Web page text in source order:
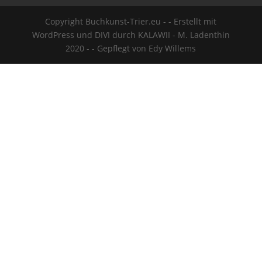
Copyright Buchkunst-Trier.eu - - Erstellt mit
WordPress und DIVI durch KALAWII - M. Ladenthin
2020 - - Gepflegt von Edy Willems